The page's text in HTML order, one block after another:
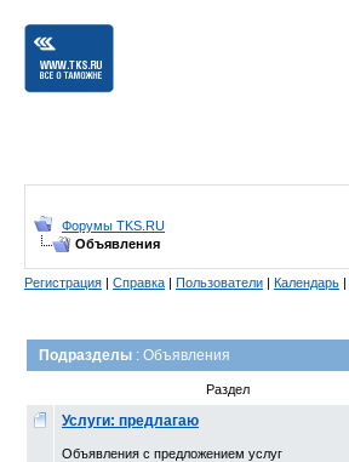
Форумы TKS.RU
Объявления
Регистрация | Справка | Пользователи | Календарь |
Подразделы : Объявления
Раздел
Услуги: предлагаю
Объявления с предложением услуг